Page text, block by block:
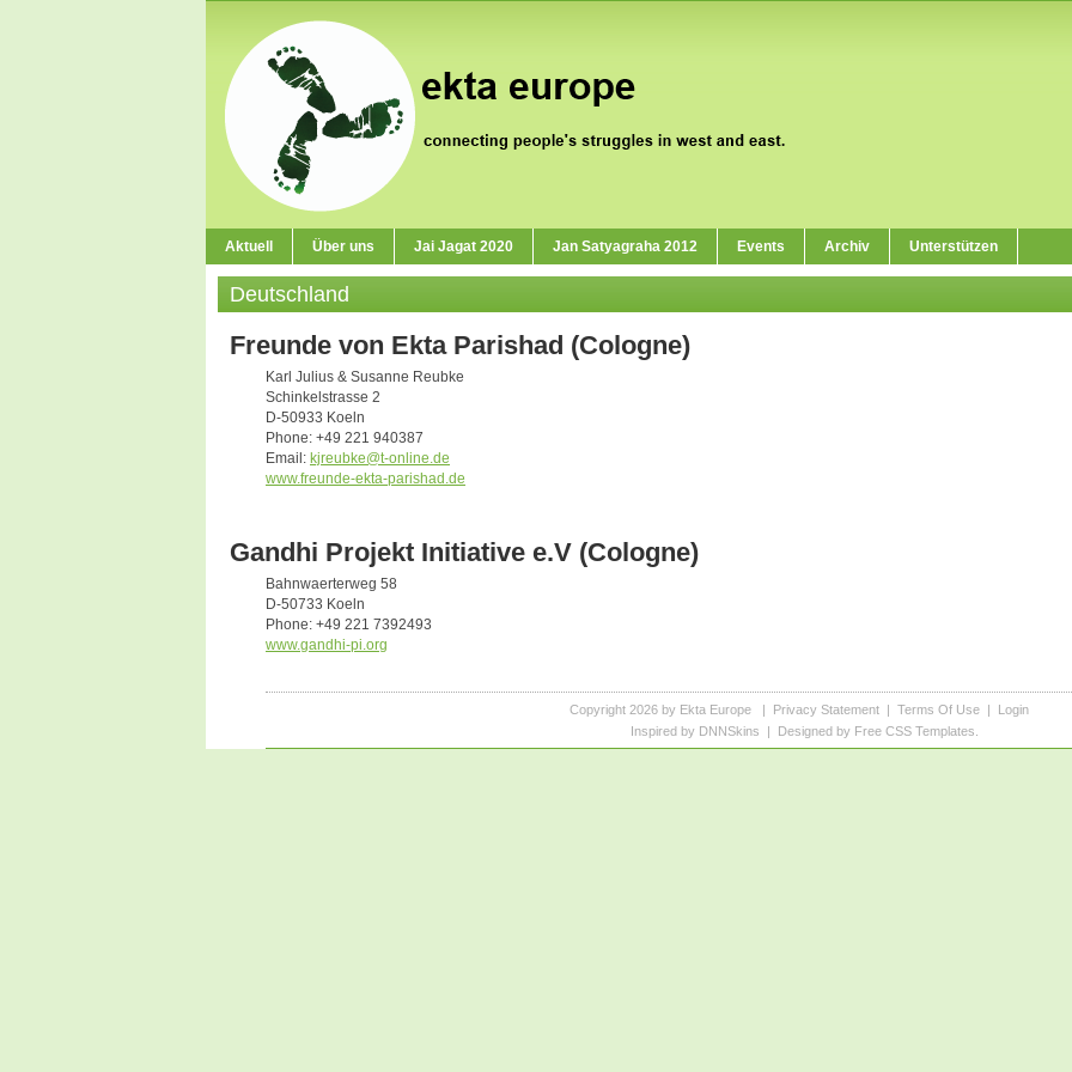
Aktuell Über uns Jai Jagat 2020 Jan Satyagraha 2012 Events Archiv Unterstützen
Deutschland
Freunde von Ekta Parishad (Cologne)
Karl Julius & Susanne Reubke
Schinkelstrasse 2
D-50933 Koeln
Phone: +49 221 940387
Email: kjreubke@t-online.de
www.freunde-ekta-parishad.de
Gandhi Projekt Initiative e.V (Cologne)
Bahnwaerterweg 58
D-50733 Koeln
Phone: +49 221 7392493
www.gandhi-pi.org
Copyright 2026 by Ekta Europe| Privacy Statement| Terms Of Use|
Login
Inspired by DNNSkins | Designed by Free CSS Templates